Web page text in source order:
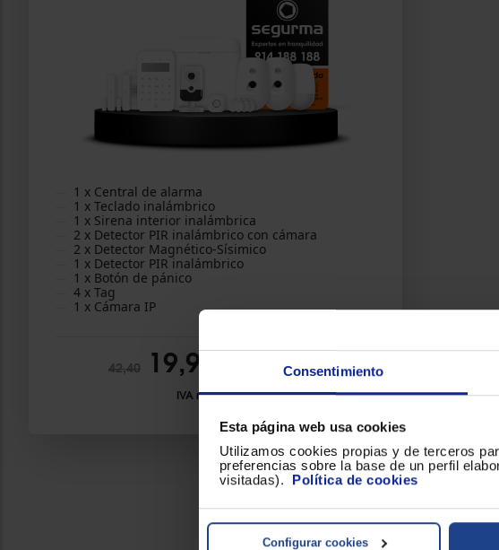
Consentimiento
Esta página web usa cookies
Utilizamos cookies propias y de terceros
preferencias sobre la base de un perfil
visitadas). Política de cookies
Configurar cookies
1 x Central de alarma
1 x Teclado inalámbrico
1 x Sirena interior inalámbrica
2 x Detector PIR inalámbrico con cámara
2 x Detector Magnético-Sísimico
1 x Detector PIR inalámbrico
1 x Botón de pánico
4 x Tag
1 x Cámara IP
42,4019,90 €/mes
IVA no incluido
Calcula tu